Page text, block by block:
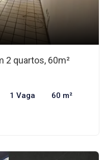
2 quartos, 60m²
1 Vaga 60 m²